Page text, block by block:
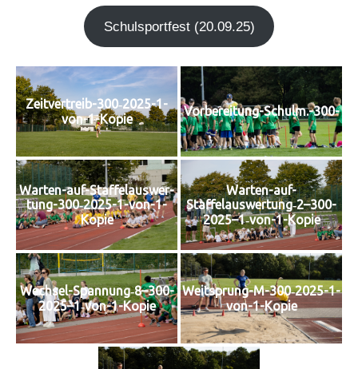
Schul­sport­fest (20.09.25)
Zeit­ver­treib-300‑2025-1-
von-1-Kopie
Vorbereitung-Schulm.-300-
War­ten-auf-Staf­fel­aus­wer­
tung-300‑2025-1-von-1-
Kopie
Warten-auf-
Staffelauswertung‑2–300-
2025–1‑von-1-Kopie
Wechsel-Spannung‑8–300-
2025–1‑von-1-Kopie
Weit­sprung-M-300‑2025-1-
von-1-Kopie